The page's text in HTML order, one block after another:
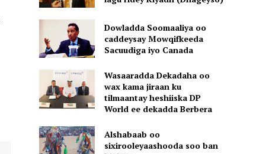
Dowladda Soomaaliya oo
caddeysay Mowqifkeeda
Sacuudiga iyo Canada
Wasaaradda Dekadaha oo
wax kama jiraan ku
tilmaantay heshiiska DP
World ee dekadda Berbera
Alshabaab oo
sixirooleyaashooda soo ban